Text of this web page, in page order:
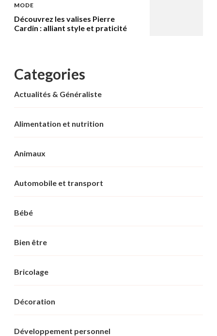
MODE
Découvrez les valises Pierre
Cardin : alliant style et praticité
Categories
Actualités & Généraliste
Alimentation et nutrition
Animaux
Automobile et transport
Bébé
Bien être
Bricolage
Décoration
Développement personnel